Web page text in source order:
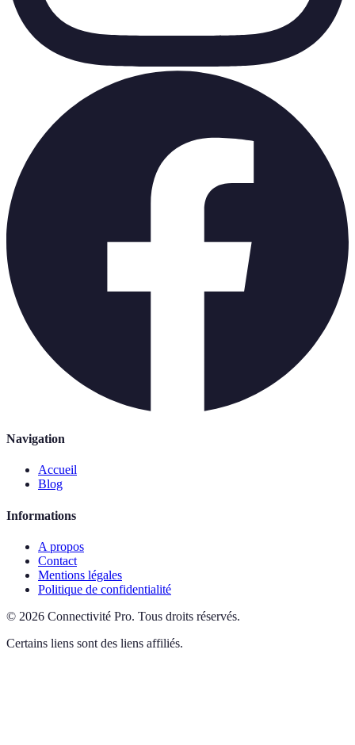
Navigation
Accueil
Blog
Informations
A propos
Contact
Mentions légales
Politique de confidentialité
© 2026 Connectivité Pro. Tous droits réservés.
Certains liens sont des liens affiliés.